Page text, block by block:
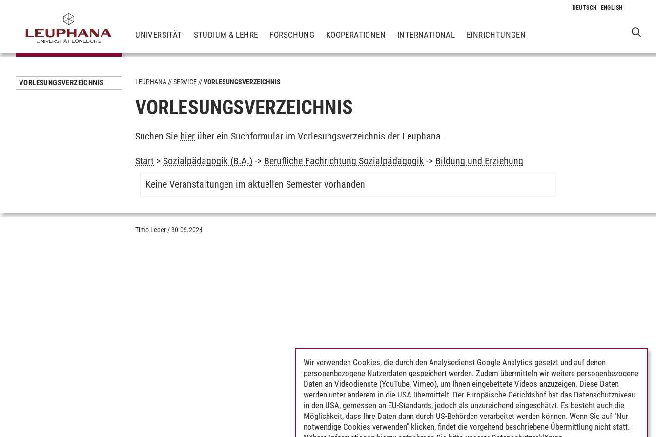
UNIVERSITÄT STUDIUM & LEHRE FORSCHUNG KOOPERATIONEN INTERNATIONAL EINRICHTUNGEN
VORLESUNGSVERZEICHNIS LEUPHANA SERVICE VORLESUNGSVERZEICHNIS
VORLESUNGSVERZEICHNIS
Suchen Sie hier über ein Suchformular im Vorlesungsverzeichnis der Leuphana.
Start > Sozialpädagogik (B.A.) -> Berufliche Fachrichtung Sozialpädagogik -> Bildung und Erziehung
Keine Veranstaltungen im aktuellen Semester vorhanden
Timo Leder /30.06.2024
Wir verwenden Cookies, die durch den Analysedienst Google Analytics gesetzt und auf denen
personenbezogene Nutzerdaten gespeichert werden. Zudem übermitteln wir weitere personenbezogene
Daten an Videodienste (YouTube, Vimeo), um Ihnen eingebettete Videos anzuzeigen. Diese Daten
werden unter anderem in die USA übermittelt. Der Europäische Gerichtshof hat das Datenschutzniveau
in den USA, gemessen an EU-Standards, jedoch als unzureichend eingeschätzt. Es besteht auch die
Möglichkeit, dass Ihre Daten dann durch US-Behörden verarbeitet werden können. Wenn Sie auf "Nur
notwendige Cookies verwenden" klicken, findet die vorgehend beschriebene Übermittlung nicht statt.